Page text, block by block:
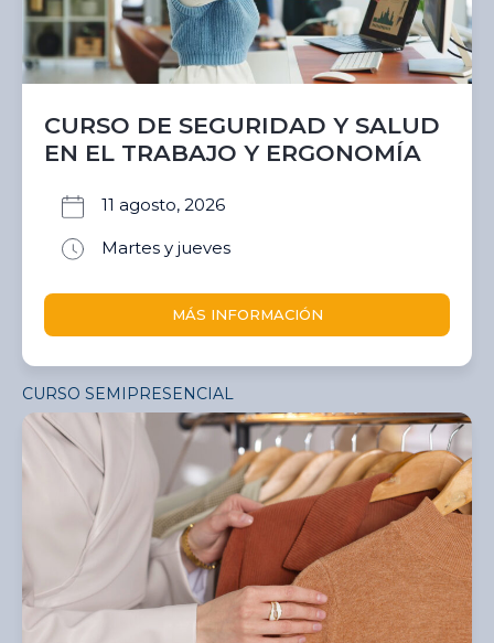
CURSO DE SEGURIDAD Y SALUD
EN EL TRABAJO Y ERGONOMÍA
11 agosto, 2026
Martes y jueves
MÁS INFORMACIÓN
CURSO SEMIPRESENCIAL